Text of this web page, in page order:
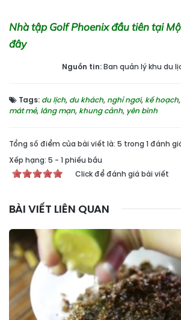
Nhà tập Golf Phoenix đầu tiên tại
đây
Nguồn tin:Ban quản lý khu du
Tags: du lịch, du khách, nghỉ ngơi, kế hoạch,
mát mẻ, lãng mạn, khung cảnh, yên bình
Tổng số điểm của bài viết là: 5 trong 1 đánh
Xếp hạng: 5 - 1 phiếu bầu
Click để đánh giá bài viết
BÀI VIẾT LIÊN QUAN